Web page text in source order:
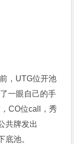
，UTG位开池
一眼自己的手
CO位call，秀
共牌发出
池。